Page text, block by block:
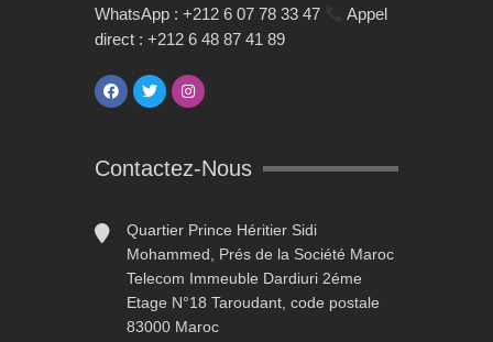
WhatsApp : +212 6 07 78 33 47
Appel
direct : +212 6 48 87 41 89
Contactez-Nous
Quartier Prince Héritier Sidi
Mohammed, Prés de la Société Maroc
Telecom Immeuble Dardiuri 2éme
Etage N°18 Taroudant, code postale
83000 Maroc